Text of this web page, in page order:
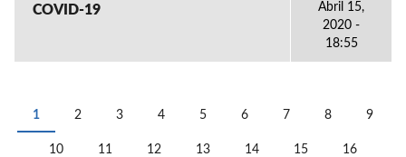
COVID-19
Abril 15,
2020 -
18:55
PÁGINAS
1 2 3 4 5 6 7 8 9
10 11 12 13 14 15 16